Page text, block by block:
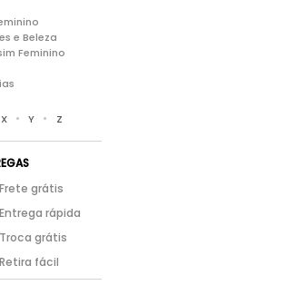
e Beleza
Feminino
X • Y • Z
Frete grátis
Entrega rápida
Troca grátis
Retira fácil